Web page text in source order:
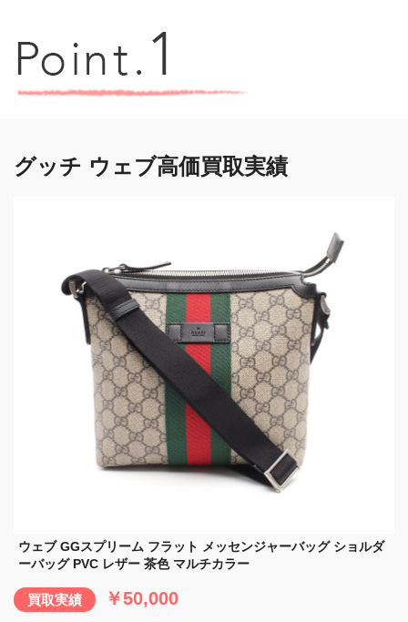
グッチ ウェブ高価買取実績
ウェブ付き ジップアラウンドウォレット ラウンドファスナー長
財布 レザー 黒
買取実績 ￥39,000